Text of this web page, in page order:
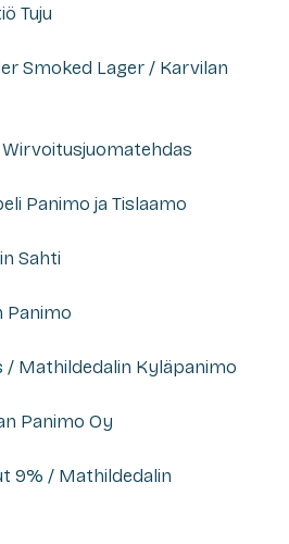
Tuju
Smoked Lager / Karvilan
Panimo ja Tislaamo
Sahti
Panimo
/ Mathildedalin Kyläpanimo
Panimo Oy
9% / Mathildedalin